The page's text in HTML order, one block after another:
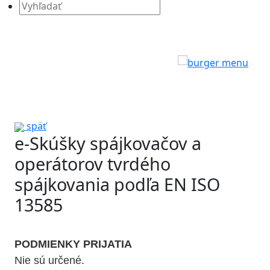
Search
for:
späť
e-Skúšky spájkovačov a
operátorov tvrdého
spájkovania podľa EN ISO
13585
PODMIENKY PRIJATIA
Nie sú určené.